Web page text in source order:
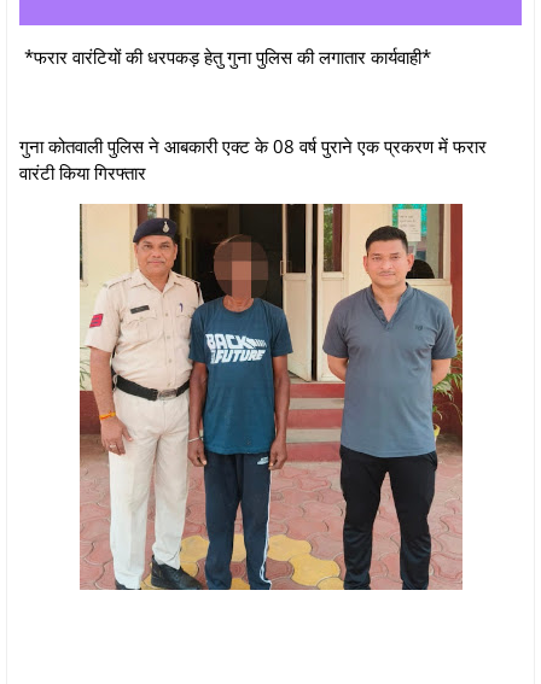
*फरार वारंटियों की धरपकड़ हेतु गुना पुलिस की लगातार कार्यवाही*
गुना कोतवाली पुलिस ने आबकारी एक्ट के 08 वर्ष पुराने एक प्रकरण में फरार
वारंटी किया गिरफ्तार